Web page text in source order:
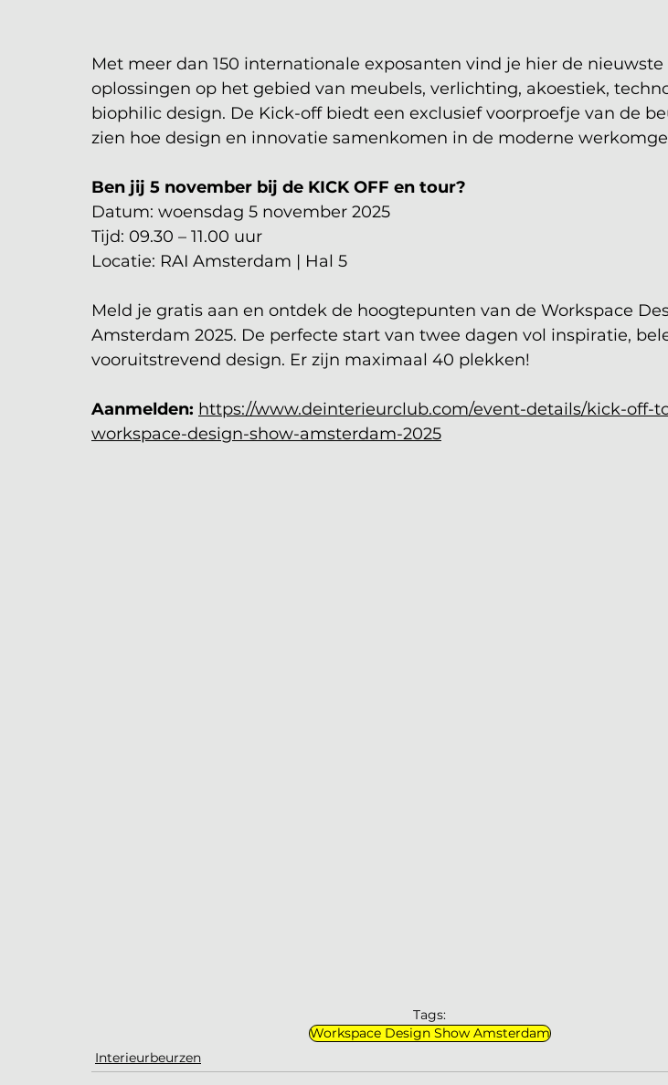
Met meer dan 150 internationale exposanten vind je hier de nieuwste
oplossingen op het gebied van meubels, verlichting, akoestiek,
biophilic design. De Kick-off biedt een exclusief voorproefje van de
zien hoe design en innovatie samenkomen in de moderne
Ben jij 5 november bij de KICK OFF en tour?
Datum: woensdag 5 november 2025
Tijd: 09.30 – 11.00 uur
Locatie: RAI Amsterdam | Hal 5
Meld je gratis aan en ontdek de hoogtepunten van de Workspace
Amsterdam 2025. De perfecte start van twee dagen vol inspiratie,
vooruitstrevend design. Er zijn maximaal 40 plekken!
Aanmelden: https://www.deinterieurclub.com/event-details/kick-off-
workspace-design-show-amsterdam-2025
Tags:
Workspace Design Show Amsterdam
Interieurbeurzen